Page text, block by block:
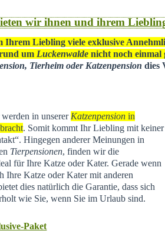
wir ihnen und ihrem
Liebling viele exklusive
um Luckenwaldenicht noch einmal
Tierheim oder Katzenpension dies
in unserer Katzenpension in
. Somit kommt Ihr Liebling mit keiner
Hingegen anderer Meinungen in
Tierpensionen, finden wir die
für Ihre Katze oder Kater. Gerade wenn
Ihre Katze oder Kater mit anderen
dies natürlich die Garantie, dass sich
wie Sie, wenn Sie im Urlaub sind.
Paket